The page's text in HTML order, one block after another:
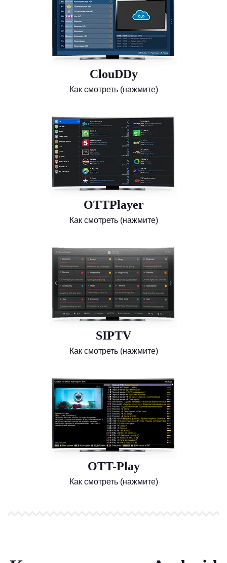
ClouDDy
Как смотреть (нажмите)
OTTPlayer
Как смотреть (нажмите)
SIPTV
Как смотреть (нажмите)
OTT-Play
Как смотреть (нажмите)